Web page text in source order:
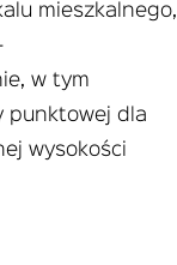
mieszkalnego,
w tym
punktowej dla
wysokości